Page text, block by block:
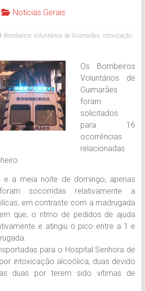
Noticias Gerais
Bombeiros Voluntários de Guimarães intoxicação
Os Bombeiros
Voluntários de
Guimarães
foram
solicitados
para 16
ocorrências
relacionadas
e a meia noite de domingo, apenas
socorridas relativamente a
em contraste com a madrugada
que, o ritmo de pedidos de ajuda
e atingiu o pico entre a 1 e
para o Hospital Senhora de
intoxicação alcoólica, duas devido
duas por terem sido vítimas de